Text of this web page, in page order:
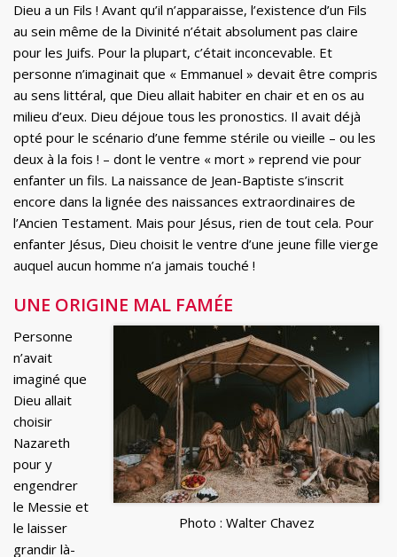
Dieu a un Fils ! Avant qu’il n’apparaisse, l’existence d’un Fils
au sein même de la Divinité n’était absolument pas claire
pour les Juifs. Pour la plupart, c’était inconcevable. Et
personne n’imaginait que « Emmanuel » devait être compris
au sens littéral, que Dieu allait habiter en chair et en os au
milieu d’eux. Dieu déjoue tous les pronostics. Il avait déjà
opté pour le scénario d’une femme stérile ou vieille – ou les
deux à la fois ! – dont le ventre « mort » reprend vie pour
enfanter un fils. La naissance de Jean-Baptiste s’inscrit
encore dans la lignée des naissances extraordinaires de
l’Ancien Testament. Mais pour Jésus, rien de tout cela. Pour
enfanter Jésus, Dieu choisit le ventre d’une jeune fille vierge
auquel aucun homme n’a jamais touché !
UNE ORIGINE MAL FAMÉE
Photo : Walter Chavez
Personne
n’avait
imaginé que
Dieu allait
choisir
Nazareth
pour y
engendrer
le Messie et
le laisser
grandir là-